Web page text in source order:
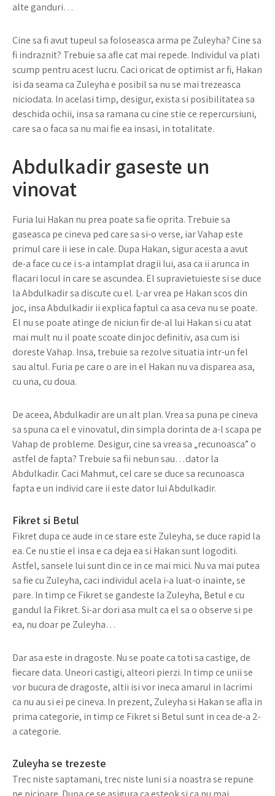
alte ganduri…
Cine sa fi avut tupeul sa foloseasca arma pe Zuleyha? Cine sa
fi indraznit? Trebuie sa afle cat mai repede. Individul va plati
scump pentru acest lucru. Caci oricat de optimist ar fi, Hakan
isi da seama ca Zuleyha e posibil sa nu se mai trezeasca
niciodata. In acelasi timp, desigur, exista si posibilitatea sa
deschida ochii, insa sa ramana cu cine stie ce repercursiuni,
care sa o faca sa nu mai fie ea insasi, in totalitate.
Abdulkadir gaseste un
vinovat
Furia lui Hakan nu prea poate sa fie oprita. Trebuie sa
gaseasca pe cineva ped care sa si-o verse, iar Vahap este
primul care ii iese in cale. Dupa Hakan, sigur acesta a avut
de-a face cu ce i s-a intamplat dragii lui, asa ca ii arunca in
flacari locul in care se ascundea. El supravietuieste si se duce
la Abdulkadir sa discute cu el. L-ar vrea pe Hakan scos din
joc, insa Abdulkadir ii explica faptul ca asa ceva nu se poate.
El nu se poate atinge de niciun fir de-al lui Hakan si cu atat
mai mult nu il poate scoate din joc definitiv, asa cum isi
doreste Vahap. Insa, trebuie sa rezolve situatia intr-un fel
sau altul. Furia pe care o are in el Hakan nu va disparea asa,
cu una, cu doua.
De aceea, Abdulkadir are un alt plan. Vrea sa puna pe cineva
sa spuna ca el e vinovatul, din simpla dorinta de a-l scapa pe
Vahap de probleme. Desigur, cine sa vrea sa „recunoasca” o
astfel de fapta? Trebuie sa fii nebun sau…dator la
Abdulkadir. Caci Mahmut, cel care se duce sa recunoasca
fapta e un individ care ii este dator lui Abdulkadir.
Fikret si Betul
Fikret dupa ce aude in ce stare este Zuleyha, se duce rapid la
ea. Ce nu stie el insa e ca deja ea si Hakan sunt logoditi.
Astfel, sansele lui sunt din ce in ce mai mici. Nu va mai putea
sa fie cu Zuleyha, caci individul acela i-a luat-o inainte, se
pare. In timp ce Fikret se gandeste la Zuleyha, Betul e cu
gandul la Fikret. Si-ar dori asa mult ca el sa o observe si pe
ea, nu doar pe Zuleyha…
Dar asa este in dragoste. Nu se poate ca toti sa castige, de
fiecare data. Uneori castigi, alteori pierzi. In timp ce unii se
vor bucura de dragoste, altii isi vor ineca amarul in lacrimi
ca nu au si ei pe cineva. In prezent, Zuleyha si Hakan se afla in
prima categorie, in timp ce Fikret si Betul sunt in cea de-a 2-
a categorie.
Zuleyha se trezeste
Trec niste saptamani, trec niste luni si a noastra se repune